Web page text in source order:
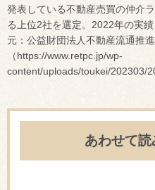
発表している不動産売買の仲介
る上位2社を選定。2022年の実
元：公益財団法人不動産流通推
（https://www.retpc.jp/wp-
content/uploads/toukei/202303/
あわせて